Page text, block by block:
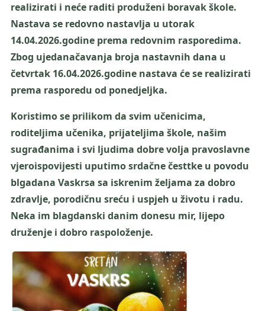
realizirati i neće raditi produženi boravak škole.
Nastava se redovno nastavlja u utorak
14.04.2026.godine prema redovnim rasporedima.
Zbog ujedanačavanja broja nastavnih dana u
četvrtak 16.04.2026.godine nastava će se realizirati
prema rasporedu od ponedjeljka.
Koristimo se prilikom da svim učenicima,
roditeljima učenika, prijateljima škole, našim
sugrađanima i svi ljudima dobre volja pravoslavne
vjeroispovijesti uputimo srdačne česttke u povodu
blgadana Vaskrsa sa iskrenim željama za dobro
zdravlje, porodičnu sreću i uspjeh u životu i radu.
Neka im blagdanski danim donesu mir, lijepo
druženje i dobro raspoloženje.